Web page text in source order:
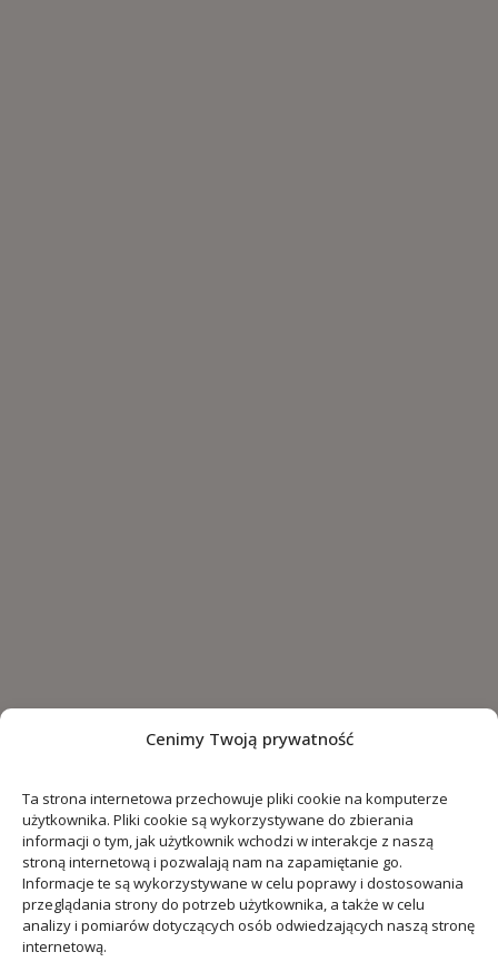
Cenimy Twoją prywatność
Ta strona internetowa przechowuje pliki cookie na komputerze
użytkownika. Pliki cookie są wykorzystywane do zbierania
informacji o tym, jak użytkownik wchodzi w interakcje z naszą
stroną internetową i pozwalają nam na zapamiętanie go.
Informacje te są wykorzystywane w celu poprawy i dostosowania
przeglądania strony do potrzeb użytkownika, a także w celu
analizy i pomiarów dotyczących osób odwiedzających naszą stronę
internetową.